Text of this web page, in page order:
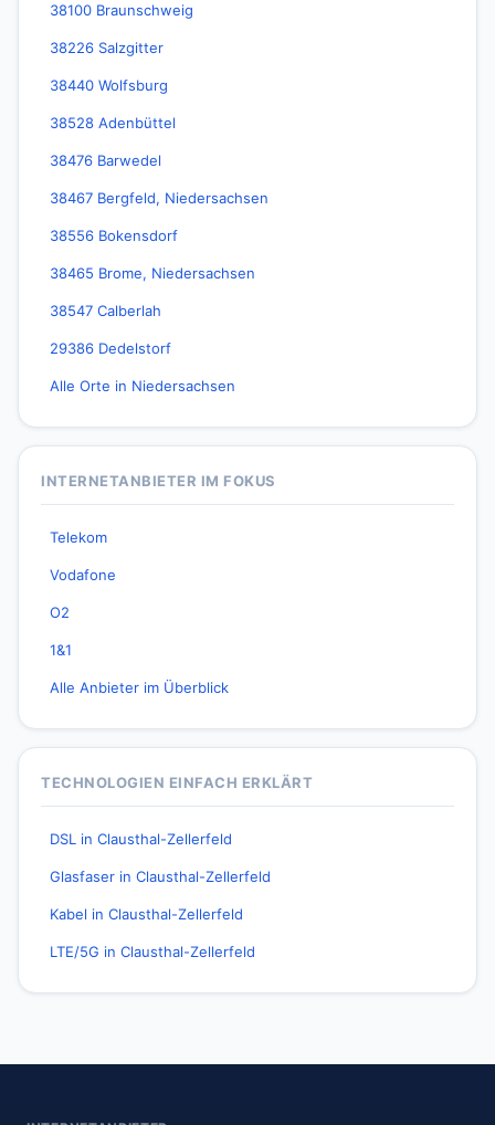
38100 Braunschweig
38226 Salzgitter
38440 Wolfsburg
38528 Adenbüttel
38476 Barwedel
38467 Bergfeld, Niedersachsen
38556 Bokensdorf
38465 Brome, Niedersachsen
38547 Calberlah
29386 Dedelstorf
Alle Orte in Niedersachsen
INTERNETANBIETER IM FOKUS
Telekom
Vodafone
O2
1&1
Alle Anbieter im Überblick
TECHNOLOGIEN EINFACH ERKLÄRT
DSL in Clausthal-Zellerfeld
Glasfaser in Clausthal-Zellerfeld
Kabel in Clausthal-Zellerfeld
LTE/5G in Clausthal-Zellerfeld